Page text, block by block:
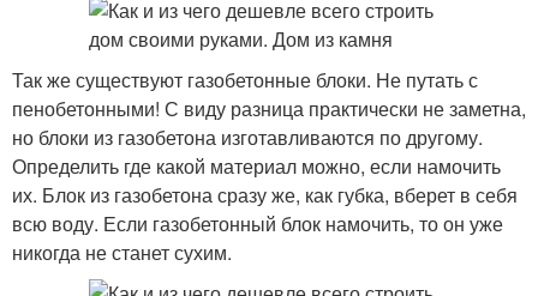
Так же существуют газобетонные блоки. Не путать с
пенобетонными! С виду разница практически не заметна,
но блоки из газобетона изготавливаются по другому.
Определить где какой материал можно, если намочить
их. Блок из газобетона сразу же, как губка, вберет в себя
всю воду. Если газобетонный блок намочить, то он уже
никогда не станет сухим.